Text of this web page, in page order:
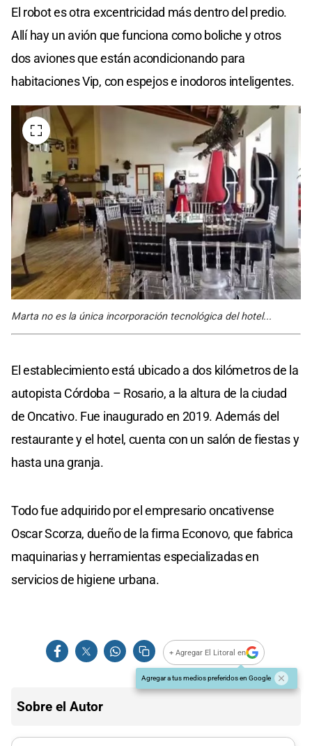
El robot es otra excentricidad más dentro del predio.
Allí hay un avión que funciona como boliche y otros
dos aviones que están acondicionando para
habitaciones Vip, con espejos e inodoros inteligentes.
Marta no es la única incorporación tecnológica del hotel...
El establecimiento está ubicado a dos kilómetros de la
autopista Córdoba – Rosario, a la altura de la ciudad
de Oncativo. Fue inaugurado en 2019. Además del
restaurante y el hotel, cuenta con un salón de fiestas y
hasta una granja.
Todo fue adquirido por el empresario oncativense
Oscar Scorza, dueño de la firma Econovo, que fabrica
maquinarias y herramientas especializadas en
servicios de higiene urbana.
+ Agregar El Litoral en
Agregar a tus medios preferidos en Google
Sobre el Autor